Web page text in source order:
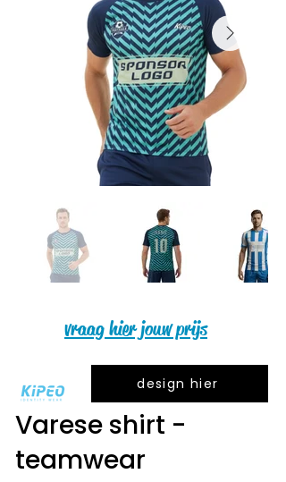
vraag hier jouw prijs
design hier
Varese shirt -
teamwear